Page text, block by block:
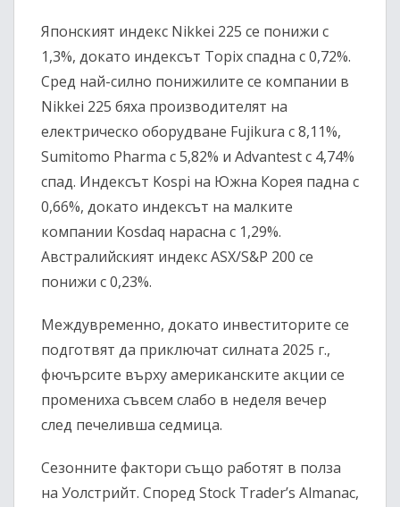
Японският индекс Nikkei 225 се понижи с
1,3%, докато индексът Topix спадна с 0,72%.
Сред най-силно понижилите се компании в
Nikkei 225 бяха производителят на
електрическо оборудване Fujikura с 8,11%,
Sumitomo Pharma с 5,82% и Advantest с 4,74%
спад. Индексът Kospi на Южна Корея падна с
0,66%, докато индексът на малките
компании Kosdaq нарасна с 1,29%.
Австралийският индекс ASX/S&P 200 се
понижи с 0,23%.
Междувременно, докато инвеститорите се
подготвят да приключат силната 2025 г.,
фючърсите върху американските акции се
промениха съвсем слабо в неделя вечер
след печеливша седмица.
Сезонните фактори също работят в полза
на Уолстрийт. Според Stock Trader’s Almanac,